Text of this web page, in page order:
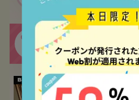
CASE
02
ご自宅で大量に溜まっ
けのお手伝いをさせて